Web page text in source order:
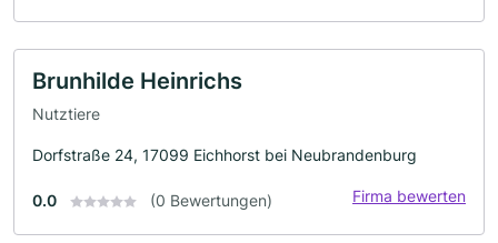
Brunhilde Heinrichs
Nutztiere
Dorfstraße 24, 17099 Eichhorst bei Neubrandenburg
0.0 (0 Bewertungen) Firma bewerten